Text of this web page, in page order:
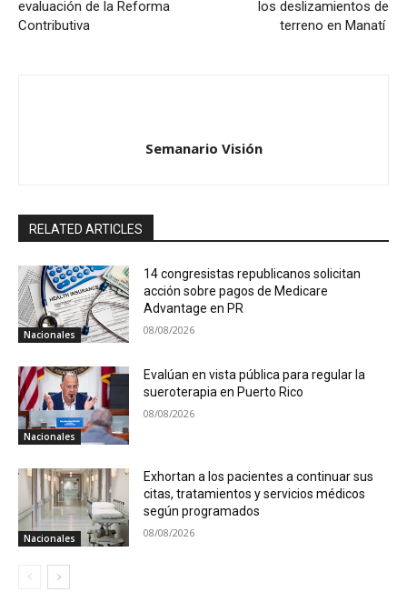
evaluación de la Reforma
Contributiva
los deslizamientos de
terreno en Manatí
Semanario Visión
RELATED ARTICLES
Nacionales
14 congresistas republicanos solicitan
acción sobre pagos de Medicare
Advantage en PR
08/08/2026
Nacionales
Evalúan en vista pública para regular la
sueroterapia en Puerto Rico
08/08/2026
Nacionales
Exhortan a los pacientes a continuar sus
citas, tratamientos y servicios médicos
según programados
08/08/2026